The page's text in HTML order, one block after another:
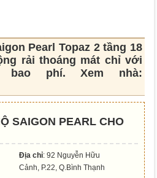
Pearl Topaz 2 tầng 18
rải thoáng mát chỉ với
bao phí. Xem nhà:
SAIGON PEARL CHO
Địa chỉ: 92 Nguyễn Hữu
Cảnh, P.22, Q.Bình Thạnh